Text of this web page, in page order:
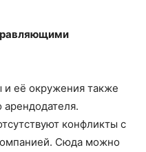
и её окружения также
конфликты с
Сюда можно